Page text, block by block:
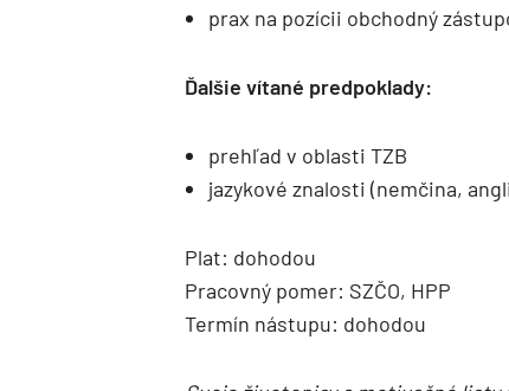
prax na pozícii obchodný
Ďalšie vítané predpoklady:
prehľad v oblasti TZB
jazykové znalosti (nemčina,
Plat: dohodou
Pracovný pomer: SZČO, HPP
Termín nástupu: dohodou